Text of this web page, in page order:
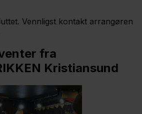
Vennligst kontakt arrangøren
fra
Kristiansund